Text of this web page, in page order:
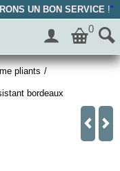
UN BON SERVICE !"
0
pliants /
bordeaux